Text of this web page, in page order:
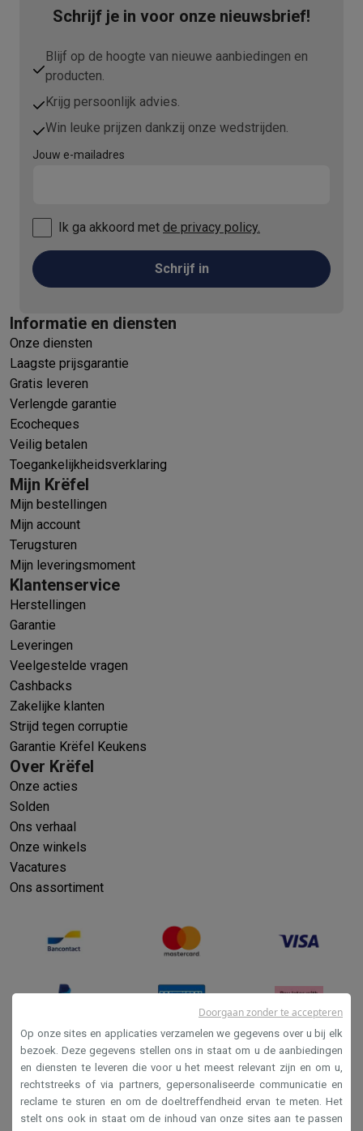
Schrijf je in voor onze nieuwsbrief!
Blijf op de hoogte van nieuwe aanbiedingen en
producten.
Krijg persoonlijk advies.
Win leuke prijzen dankzij onze wedstrijden.
Jouw e-mailadres
Ik ga akkoord met de privacy policy.
Schrijf in
Informatie en diensten
Onze diensten
Laagste prijsgarantie
Gratis leveren
Verlengde garantie
Ecocheques
Veilig betalen
Toegankelijkheidsverklaring
Mijn Krëfel
Mijn bestellingen
Mijn account
Terugsturen
Mijn leveringsmoment
Klantenservice
Herstellingen
Garantie
Leveringen
Veelgestelde vragen
Cashbacks
Zakelijke klanten
Strijd tegen corruptie
Garantie Krëfel Keukens
Over Krëfel
Onze acties
Solden
Ons verhaal
Onze winkels
Vacatures
Ons assortiment
Verkoopsvoorwaarden
Privacy
Disclaimer
Op onze sites en applicaties verzamelen we gegevens over u bij elk
bezoek. Deze gegevens stellen ons in staat om u de aanbiedingen
en diensten te leveren die voor u het meest relevant zijn en om u,
rechtstreeks of via partners, gepersonaliseerde communicatie en
reclame te sturen en om de doeltreffendheid ervan te meten. Het
stelt ons ook in staat om de inhoud van onze sites aan te passen
Doorgaan zonder te accepteren